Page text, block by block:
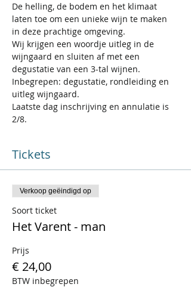
De helling, de bodem en het klimaat
laten toe om een unieke wijn te maken
in deze prachtige omgeving.
Wij krijgen een woordje uitleg in de
wijngaard en sluiten af met een
degustatie van een 3-tal wijnen.
Inbegrepen: degustatie, rondleiding en
uitleg wijngaard.
Laatste dag inschrijving en annulatie is
2/8.
Tickets
Verkoop geëindigd op
Soort ticket
Het Varent - man
Prijs
€ 24,00
BTW inbegrepen